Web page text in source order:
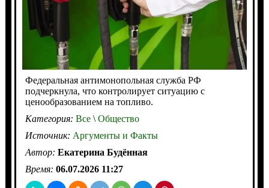
Федеральная антимонопольная служба РФ
подчеркнула, что контролирует ситуацию с
ценообразованием на топливо.
Категория: Все\Общество
Источник: Аргументы и Факты
Автор: Екатерина Будённая
Время: 06.07.2026 11:27